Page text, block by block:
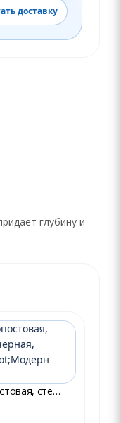
доставку
глубину и
Рамка однопостовая, стеклянная, черная, Plexiglas &quot;Модерн SMART&quot;